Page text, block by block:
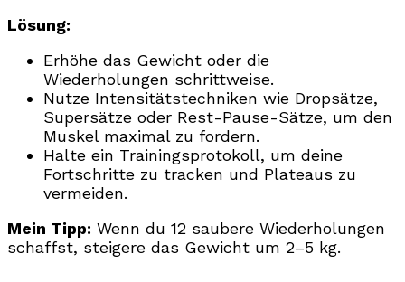
Lösung:
Erhöhe das Gewicht oder die
Wiederholungen schrittweise.
Nutze Intensitätstechniken wie Dropsätze,
Supersätze oder Rest-Pause-Sätze, um den
Muskel maximal zu fordern.
Halte ein Trainingsprotokoll, um deine
Fortschritte zu tracken und Plateaus zu
vermeiden.
Mein Tipp: Wenn du 12 saubere Wiederholungen
schaffst, steigere das Gewicht um 2–5 kg.